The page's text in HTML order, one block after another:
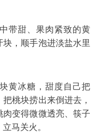
带甜、果肉紧致的黄
，顺手泡进淡盐水里
黄冰糖，甜度自己把
桃块捞出来倒进去，
变得微微透亮、筷子
马关火。